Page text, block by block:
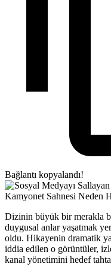
Bağlantı kopyalandı!
Dizinin büyük bir merakla
duygusal anlar yaşatmak
oldu. Hikayenin dramatik
iddia edilen o görüntüler,
kanal yönetimini hedef